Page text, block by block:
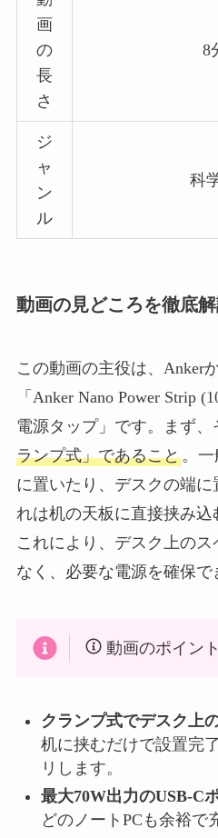
画
の
長
さ
8
ジ
ャ
ン
ル
科
動画の見どころを徹底解
この動画の主役は、Anker
「Anker Nano Power Strip
電源タップ」です。まず、
ランプ式」であること。一
に置いたり、デスクの端に
れは机の天板に直接挟み込
これにより、デスク上の
なく、必要な電源を確保で
動画のポイント
クランプ式でデスク上
机に挟むだけで設置完
リします。
最大70W出力のUSB-C
どのノートPCも余裕で